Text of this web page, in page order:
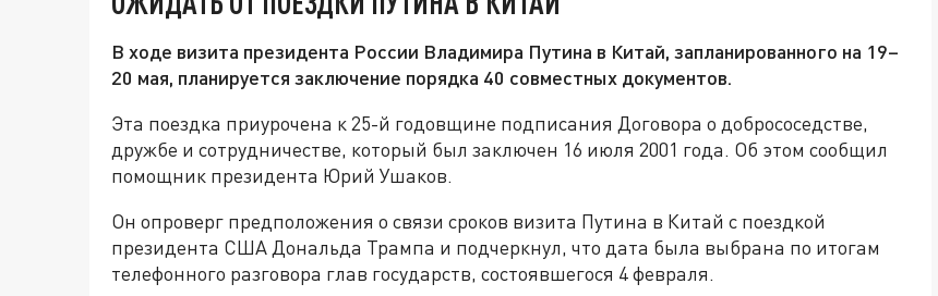
В ходе визита президента России Владимира Путина в Китай, запланированного на 19–
20 мая, планируется заключение порядка 40 совместных документов.
Эта поездка приурочена к 25-й годовщине подписания Договора о добрососедстве,
дружбе и сотрудничестве, который был заключен 16 июля 2001 года. Об этом сообщил
помощник президента Юрий Ушаков.
Он опроверг предположения о связи сроков визита Путина в Китай с поездкой
президента США Дональда Трампа и подчеркнул, что дата была выбрана по итогам
телефонного разговора глав государств, состоявшегося 4 февраля.